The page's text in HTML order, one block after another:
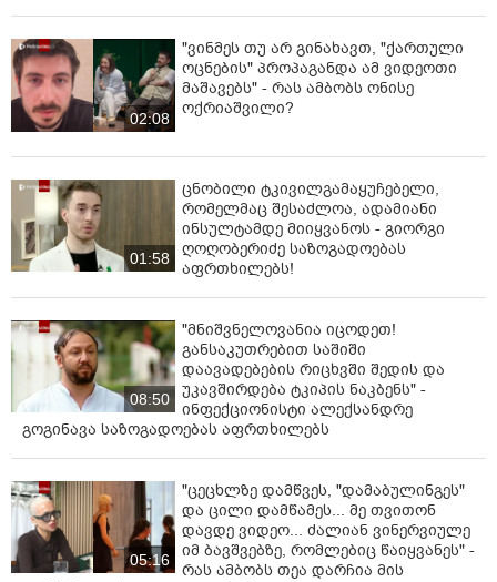
02:08
"ვინმეს თუ არ გინახავთ, "ქართული
ოცნების" პროპაგანდა ამ ვიდეოთი
მაშავებს" - რას ამბობს ონისე
ოქრიაშვილი?
01:58
ცნობილი ტკივილგამაყუჩებელი,
რომელმაც შესაძლოა, ადამიანი
ინსულტამდე მიიყვანოს - გიორგი
ღოღობერიძე საზოგადოებას
აფრთხილებს!
08:50
"მნიშვნელოვანია იცოდეთ!
განსაკუთრებით საშიში
დაავადებების რიცხვში შედის და
უკავშირდება ტკიპის ნაკბენს" -
ინფექციონისტი ალექსანდრე
გოგინავა საზოგადოებას აფრთხილებს
05:16
"ცეცხლზე დამწვეს, "დამაბულინგეს"
და ცილი დამწამეს... მე თვითონ
დავდე ვიდეო... ძალიან ვინერვიულე
იმ ბავშვებზე, რომლებიც წაიყვანეს" -
რას ამბობს თეა დარჩია მის